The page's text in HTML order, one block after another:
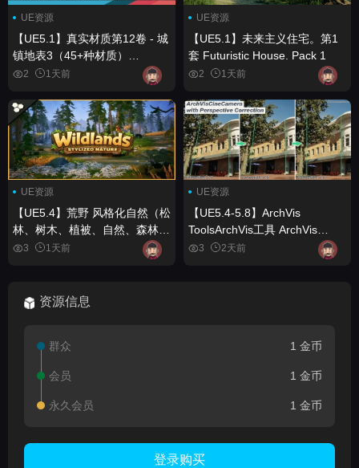
UE资源
【UE5.1】真实材质第12卷 - 城
镇地表3（45+种材质）
Realistic Materials VOL.12 -
Materials)
2 1天前
UE资源
【UE5.1】未来主义住宅。第1
套 Futuristic House. Pack 1
2 1天前
UE资源
【UE5.4】荒野 风格化自然（松
林、树木、植被、自然、森林、
生物群系） Wildlands Stylized
Nature (Pine Forest, Trees,
Biome)
3 1天前
UE资源
【UE5.4-5.8】ArchVis
ToolsArchVis工具 ArchVis
Tools
3 2天前
资源信息
群众 1 金币
会员 1 金币
永久会员 1 金币
登录购买